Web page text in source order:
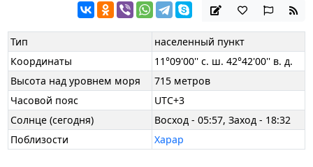
Тип
населенный пункт
Координаты
11°09'00'' с. ш. 42°42'00'' в. д.
Высота над уровнем моря
715 метров
Часовой пояс
UTC+3
Солнце (сегодня)
Восход - 05:57, Заход - 18:32
Поблизости
Харар